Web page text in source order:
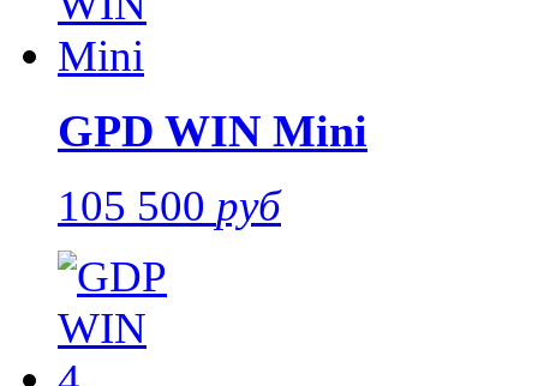
GPD WIN Mini
105 500 руб